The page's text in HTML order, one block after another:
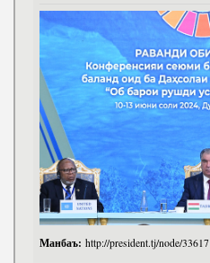
Манбаъ: http://president.tj/node/33617